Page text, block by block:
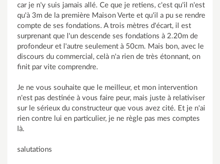
car je n'y suis jamais allé. Ce que je retiens, c'est qu'il n'est
qu'à 3m de la première Maison Verte et qu'il a pu se rendre
compte de ses fondations. A trois mètres d'écart, il est
surprenant que l'un descende ses fondations à 2.20m de
profondeur et l'autre seulement à 50cm. Mais bon, avec le
discours du commercial, celà n'a rien de très étonnant, on
finit par vite comprendre.
Je ne vous souhaite que le meilleur, et mon intervention
n'est pas destinée à vous faire peur, mais juste à relativiser
sur le sérieux du constructeur que vous avez cité. Et je n'ai
rien contre lui en particulier, je ne règle pas mes comptes
là.
salutations